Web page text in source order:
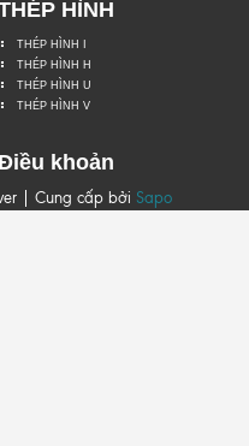
HÌNH
THÉP HÌNH I
THÉP HÌNH H
THÉP HÌNH U
THÉP HÌNH V
khoản
| Cung cấp bởi Sapo